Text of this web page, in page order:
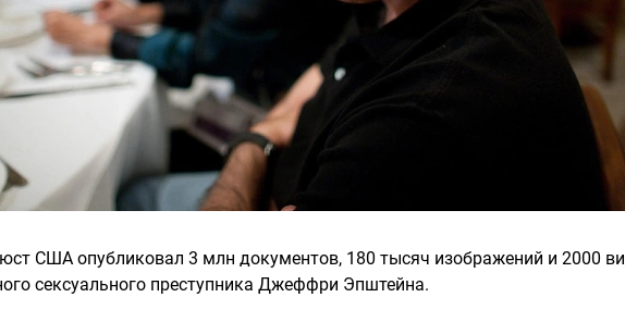
США опубликовал 3 млн документов, 180 тысяч изображений и 2000
сексуального преступника Джеффри Эпштейна.